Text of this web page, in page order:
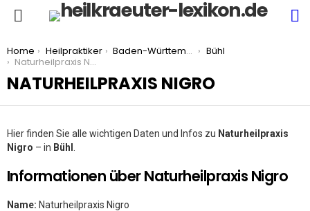
You are here:
Home Heilpraktiker Baden-Württemberg
Bühl
Naturheilpraxis Nigro
NATURHEILPRAXIS NIGRO
Hier finden Sie alle wichtigen Daten und Infos zu Naturheilpraxis
Nigro – in Bühl
Informationen über Naturheilpraxis Nigro
Name: Naturheilpraxis Nigro